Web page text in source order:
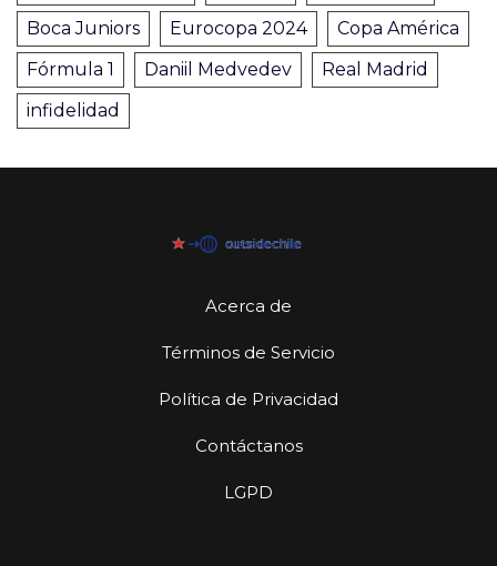
Boca Juniors
Eurocopa 2024
Copa América
Fórmula 1
Daniil Medvedev
Real Madrid
infidelidad
Acerca de
Términos de Servicio
Política de Privacidad
Contáctanos
LGPD